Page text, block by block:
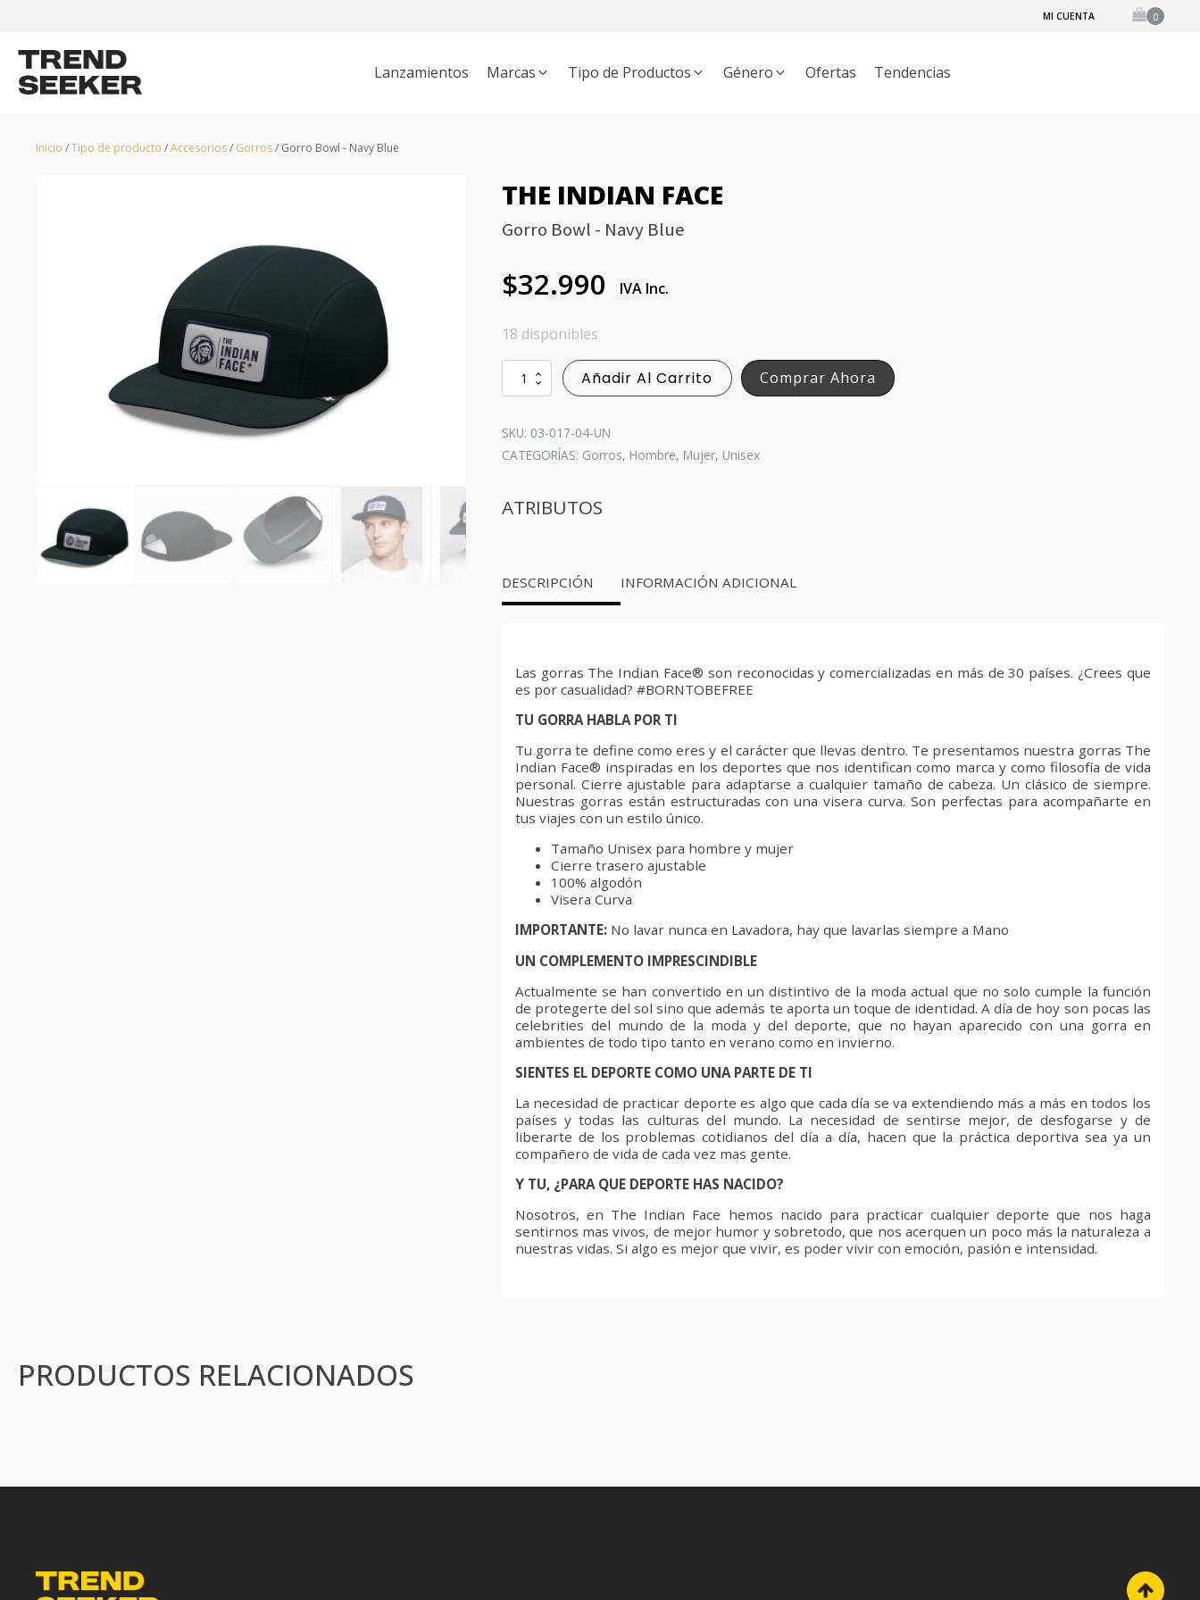
MI CUENTA
Lanzamientos Marcas Tipo de Productos Género Ofertas Tendencias
Inicio /Tipo de producto /Accesorios/ Gorros/ Gorro Bowl - Navy Blue
THE INDIAN FACE
Gorro Bowl - Navy Blue
$32.990 IVA Inc.
18 disponibles
Gorro
Bowl
Navy
cantidad
Añadir Al Carrito Comprar Ahora
SKU: 03-017-04-UN
CATEGORÍAS: Gorros, Hombre, Mujer, Unisex
ATRIBUTOS
DESCRIPCIÓN INFORMACIÓN ADICIONAL
Las gorras The Indian Face® son reconocidas y comercializadas en más de 30 países. ¿Crees que
es por casualidad? #BORNTOBEFREE
TU GORRA HABLA POR TI
Tu gorra te define como eres y el carácter que llevas dentro. Te presentamos nuestra gorras The
Indian Face® inspiradas en los deportes que nos identifican como marca y como filosofía de vida
personal. Cierre ajustable para adaptarse a cualquier tamaño de cabeza. Un clásico de siempre.
Nuestras gorras están estructuradas con una visera curva. Son perfectas para acompañarte en
tus viajes con un estilo único.
Tamaño Unisex para hombre y mujer
Cierre trasero ajustable
100% algodón
Visera Curva
IMPORTANTE:No lavar nunca en Lavadora, hay que lavarlas siempre a Mano
UN COMPLEMENTO IMPRESCINDIBLE
Actualmente se han convertido en un distintivo de la moda actual que no solo cumple la función
de protegerte del sol sino que además te aporta un toque de identidad. A día de hoy son pocas las
celebrities del mundo de la moda y del deporte, que no hayan aparecido con una gorra en
ambientes de todo tipo tanto en verano como en invierno.
SIENTES EL DEPORTE COMO UNA PARTE DE TI
La necesidad de practicar deporte es algo que cada día se va extendiendo más a más en todos los
países y todas las culturas del mundo. La necesidad de sentirse mejor, de desfogarse y de
liberarte de los problemas cotidianos del día a día, hacen que la práctica deportiva sea ya un
compañero de vida de cada vez mas gente.
Y TU, ¿PARA QUE DEPORTE HAS NACIDO?
Nosotros, en The Indian Face hemos nacido para practicar cualquier deporte que nos haga
sentirnos mas vivos, de mejor humor y sobretodo, que nos acerquen un poco más la naturaleza a
nuestras vidas. Si algo es mejor que vivir, es poder vivir con emoción, pasión e intensidad.
PRODUCTOS RELACIONADOS